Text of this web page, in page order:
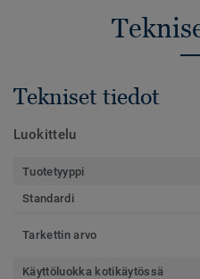
Tekniset tiedot
Luokittelu
Tuotetyyppi
Standardi
Tarkettin arvo
Käyttöluokka kotikäytössä